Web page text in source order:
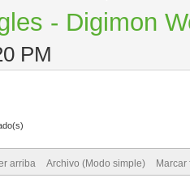
- Digimon
PM
arriba Archivo (Modo simple) Marcar